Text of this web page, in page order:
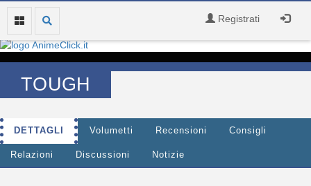
Registrati
TOUGH
DETTAGLI Volumetti Recensioni Consigli
Relazioni Discussioni Notizie